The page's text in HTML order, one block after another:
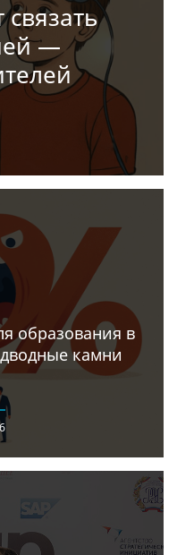
—
образования в
камни